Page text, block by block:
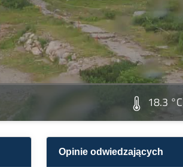
18.3 °C
Opinie odwiedzających